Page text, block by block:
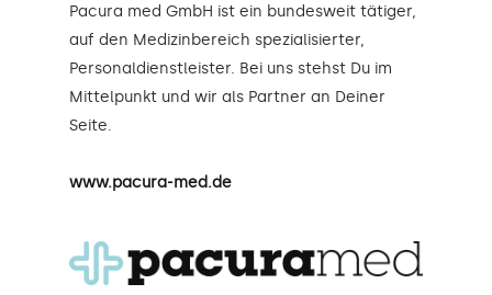
Pacura med GmbH ist ein bundesweit tätiger,
auf den Medizinbereich spezialisierter,
Personaldienstleister. Bei uns stehst Du im
Mittelpunkt und wir als Partner an Deiner
Seite.
www.pacura-med.de